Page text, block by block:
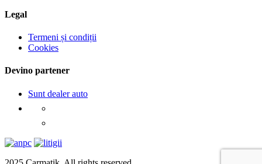
Legal
Termeni și condiții
Cookies
Devino partener
Sunt dealer auto